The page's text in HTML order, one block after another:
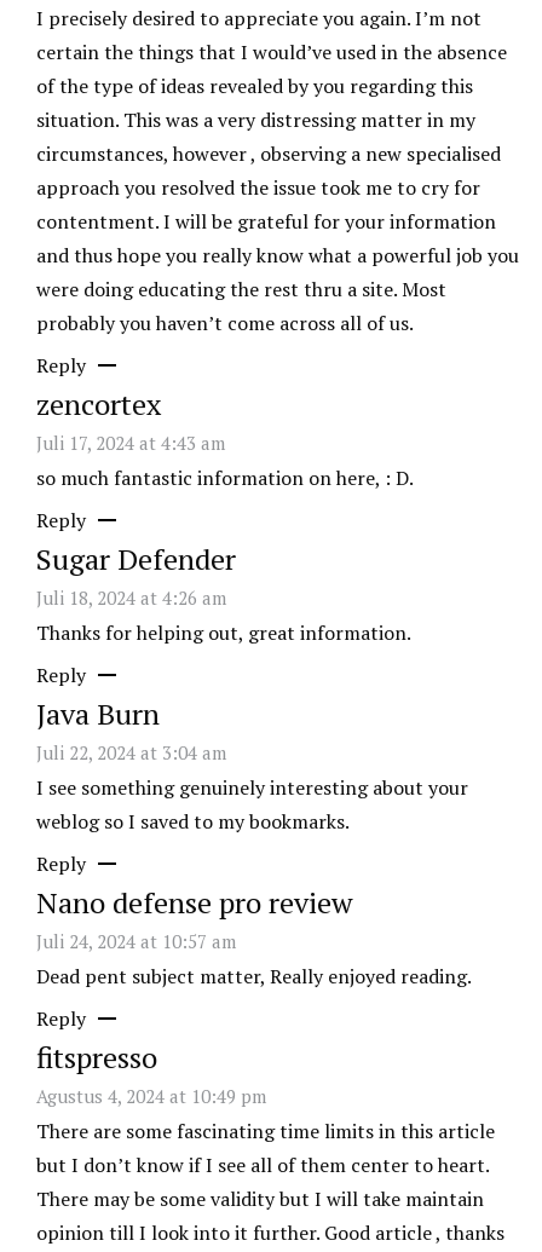
I precisely desired to appreciate you again. I’m not
certain the things that I would’ve used in the absence
of the type of ideas revealed by you regarding this
situation. This was a very distressing matter in my
circumstances, however , observing a new specialised
approach you resolved the issue took me to cry for
contentment. I will be grateful for your information
and thus hope you really know what a powerful job you
were doing educating the rest thru a site. Most
probably you haven’t come across all of us.
Reply
zencortex
Juli 17, 2024 at 4:43 am
so much fantastic information on here, : D.
Reply
Sugar Defender
Juli 18, 2024 at 4:26 am
Thanks for helping out, great information.
Reply
Java Burn
Juli 22, 2024 at 3:04 am
I see something genuinely interesting about your
weblog so I saved to my bookmarks.
Reply
Nano defense pro review
Juli 24, 2024 at 10:57 am
Dead pent subject matter, Really enjoyed reading.
Reply
fitspresso
Agustus 4, 2024 at 10:49 pm
There are some fascinating time limits in this article
but I don’t know if I see all of them center to heart.
There may be some validity but I will take maintain
opinion till I look into it further. Good article , thanks